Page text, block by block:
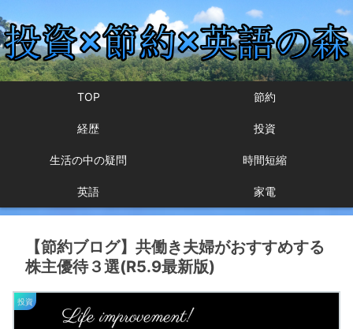
TOP 節約
経歴 投資
生活の中の疑問 時間短縮
英語 家電
【節約ブログ】共働き夫婦がおすすめする
株主優待３選(R5.9最新版)
投資